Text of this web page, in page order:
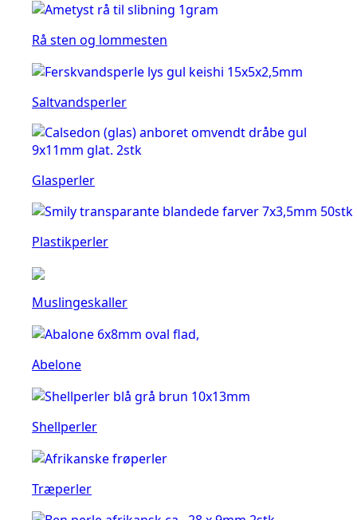
Rå sten og lommesten
Saltvandsperler
Glasperler
Plastikperler
Muslingeskaller
Abelone
Shellperler
Træperler